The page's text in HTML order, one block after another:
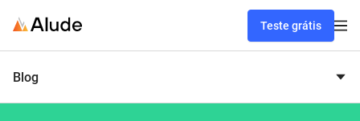
Teste grátis
Blog